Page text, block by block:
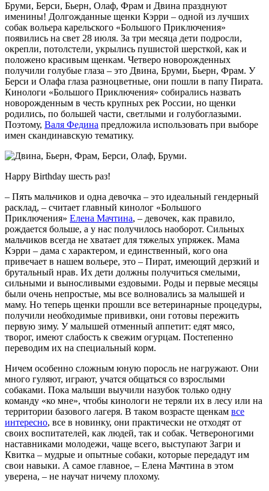
Бруми, Берси, Бьерн, Олаф, Фрам и Двина празднуют
именины! Долгожданные щенки Кэрри – одной из лучших
собак вольера карельского «Большого Приключения»
появились на свет 28 июля. За три месяца дети подросли,
окрепли, потолстели, укрылись пушистой шерсткой, как и
положено красивым щенкам. Четверо новорожденных
получили голубые глаза – это Двина, Бруми, Бьерн, Фрам. У
Берси и Олафа глаза разноцветные, они пошли в папу Пирата.
Кинологи «Большого Приключения» собирались назвать
новорожденным в честь крупных рек России, но щенки
родились, по большей части, светлыми и голубоглазыми.
Поэтому, Валя Федина предложила использовать при выборе
имен скандинавскую тематику.
Happy Birthday шесть раз!
– Пять мальчиков и одна девочка – это идеальный гендерный
расклад, – считает главный кинолог «Большого
Приключения» Елена Мачтина, – девочек, как правило,
рождается больше, а у нас получилось наоборот. Сильных
мальчиков всегда не хватает для тяжелых упряжек. Мама
Кэрри – дама с характером, и единственный, кого она
привечает в нашем вольере, это – Пират, имеющий дерзкий и
брутальный нрав. Их дети должны получиться смелыми,
сильными и выносливыми ездовыми. Роды и первые месяцы
были очень непростые, мы все волновались за малышей и
маму. Но теперь щенки прошли все ветеринарные процедуры,
получили необходимые прививки, они готовы пережить
первую зиму. У малышей отменный аппетит: едят мясо,
творог, имеют слабость к свежим огурцам. Постепенно
переводим их на специальный корм.
Ничем особенно сложным юную поросль не нагружают. Они
много гуляют, играют, учатся общаться со взрослыми
собаками. Пока малыши выучили назубок только одну
команду «ко мне», чтобы кинологи не теряли их в лесу или на
территории базового лагеря. В таком возрасте щенкам все
интересно, все в новинку, они практически не отходят от
своих воспитателей, как людей, так и собак. Четвероногими
наставниками молодежи, чаще всего, выступают Загри и
Квитка – мудрые и опытные собаки, которые передадут им
свои навыки. А самое главное, – Елена Мачтина в этом
уверена, – не научат ничему плохому.